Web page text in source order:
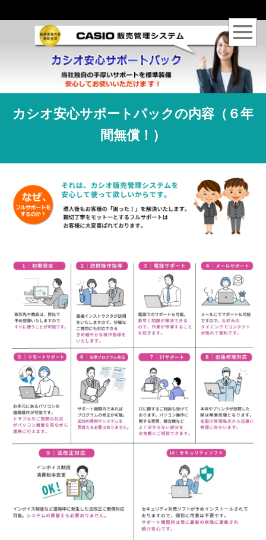
カシオ安心サポートパックの内容（６年
間無償！）